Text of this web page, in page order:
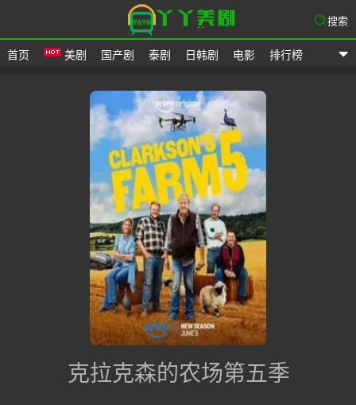
首页 美剧 国产剧 泰剧 日韩剧 电影 排行榜
搜索
克拉克森的农场第五季